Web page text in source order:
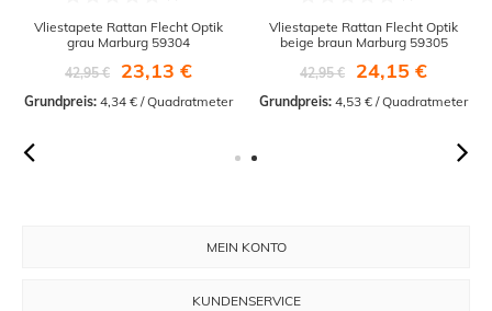
Vliestapete Rattan Flecht Optik
grau Marburg 59304
42,95 €
23,13 €
Grundpreis: 4,34 € / Quadratmeter
Vliestapete Rattan Flecht Optik
beige braun Marburg 59305
42,95 €
24,15 €
Grundpreis: 4,53 € / Quadratmeter
MEIN KONTO
KUNDENSERVICE